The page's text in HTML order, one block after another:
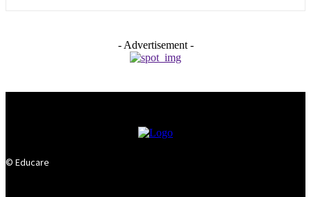
- Advertisement -
© Educare